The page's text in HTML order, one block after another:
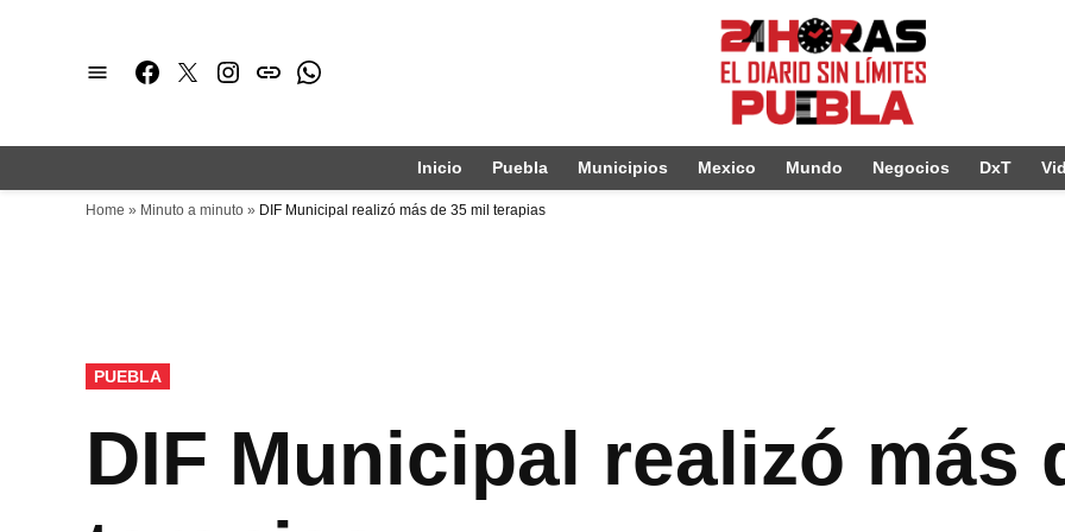
Facebook
TwitterInstagram
issuuWhatsapp
Inicio Puebla Municipios Mexico Mundo Negocios DxT
Home » Minuto a minuto » DIF Municipal realizó más de 35 mil terapias
PUBLICADO
EN
PUEBLA
DIF Municipal realizó más